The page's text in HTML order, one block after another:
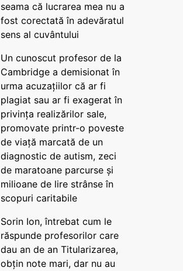
seama că lucrarea mea nu a
fost corectată în adevăratul
sens al cuvântului
Un cunoscut profesor de la
Cambridge a demisionat în
urma acuzațiilor că ar fi
plagiat sau ar fi exagerat în
privința realizărilor sale,
promovate printr-o poveste
de viață marcată de un
diagnostic de autism, zeci
de maratoane parcurse și
milioane de lire strânse în
scopuri caritabile
Sorin Ion, întrebat cum le
răspunde profesorilor care
dau an de an Titularizarea,
obțin note mari, dar nu au